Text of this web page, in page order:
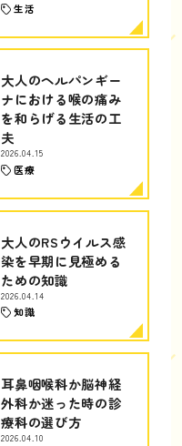
生活
大人のヘルパンギー
ナにおける喉の痛み
を和らげる生活の工
夫
2026.04.15
医療
大人のRSウイルス感
染を早期に見極める
ための知識
2026.04.14
知識
耳鼻咽喉科か脳神経
外科か迷った時の診
療科の選び方
2026.04.10